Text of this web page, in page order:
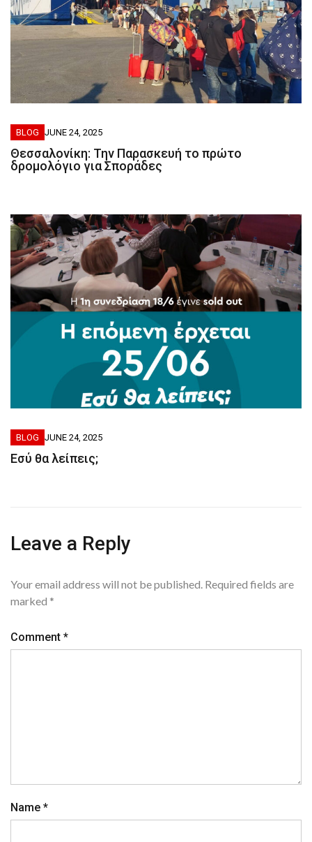
BLOG JUNE 24, 2025
Θεσσαλονίκη: Την Παρασκευή το πρώτο
δρομολόγιο για Σποράδες
BLOG JUNE 24, 2025
Eσύ θα λείπεις;
Leave a Reply
Your email address will not be published. Required fields are
marked *
Comment *
Name *